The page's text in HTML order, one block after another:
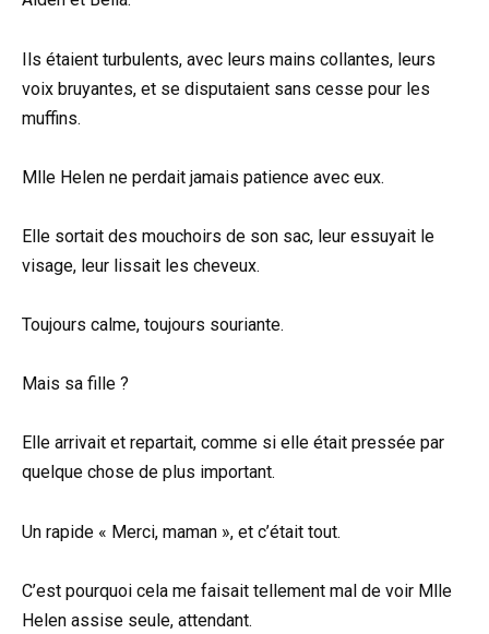
Ils étaient turbulents, avec leurs mains collantes, leurs
voix bruyantes, et se disputaient sans cesse pour les
muffins.
Mlle Helen ne perdait jamais patience avec eux.
Elle sortait des mouchoirs de son sac, leur essuyait le
visage, leur lissait les cheveux.
Toujours calme, toujours souriante.
Mais sa fille ?
Elle arrivait et repartait, comme si elle était pressée par
quelque chose de plus important.
Un rapide « Merci, maman », et c’était tout.
C’est pourquoi cela me faisait tellement mal de voir Mlle
Helen assise seule, attendant.